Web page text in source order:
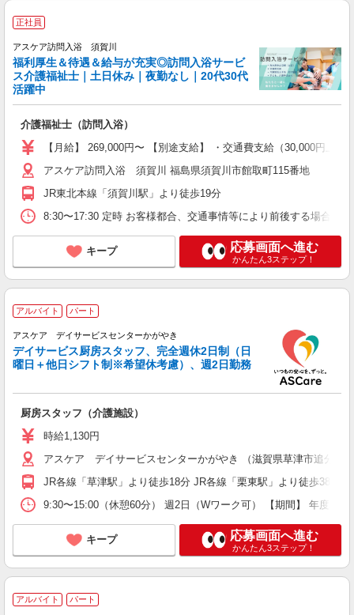
正社員
アスケア訪問入浴 須賀川
福利厚生＆待遇＆給与が充実◎訪問入浴サービ
ス介護福祉士｜土日休み｜夜勤なし｜20代30代
活躍中
介護福祉士（訪問入浴）
【月給】 269,000円〜 【別途支給】 ・交通費支給（30,000円上
アスケア訪問入浴 須賀川 福島県須賀川市館取町115番地
JR東北本線「須賀川駅」より徒歩19分
8:30〜17:30 定時 お客様都合、交通事情等により前後する場合あ
キープ 応募画面へ進む
かんたん3ステップ！
アルバイト パート
アスケア デイサービスセンターかがやき
デイサービス厨房スタッフ、完全週休2日制（日
曜日＋他日シフト制※希望休考慮）、週2日勤務
厨房スタッフ（介護施設）
時給1,130円
アスケア デイサービスセンターかがやき （滋賀県草津市追分南5
JR各線「草津駅」より徒歩18分 JR各線「栗東駅」より徒歩38分
9:30〜15:00（休憩60分） 週2日（Wワーク可） 【期間】 年度単
キープ 応募画面へ進む
かんたん3ステップ！
アルバイト パート